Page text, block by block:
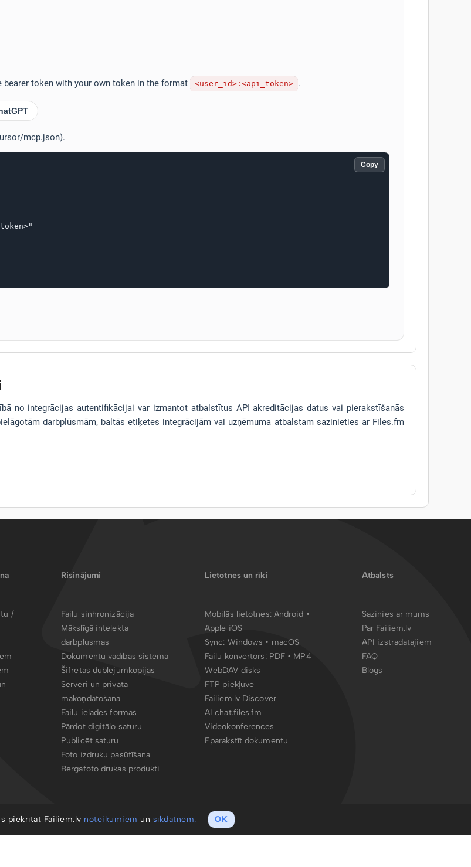
bearer token with your own token in the format <user_id>:<api_token> .
mcp.json).
Copy
no integrācijas autentifikācijai var izmantot atbalstītus API akreditācijas datus vai pierakstīšanās
darbplūsmām, baltās etiķetes integrācijām vai uzņēmuma atbalstam sazinieties ar Files.fm
/
Risinājumi
Failu sinhronizācija
Mākslīgā intelekta
darbplūsmas
Dokumentu vadības sistēma
Šifrētas dublējumkopijas
Serveri un privātā
mākoņdatošana
Failu ielādes formas
Pārdot digitālo saturu
Publicēt saturu
Foto izdruku pasūtīšana
Bergafoto drukas produkti
Lietotnes un rīki
Mobilās lietotnes: Android •
Apple iOS
Sync: Windows • macOS
Failu konvertors: PDF • MP4
WebDAV disks
FTP piekļuve
Failiem.lv Discover
AI chat.files.fm
Videokonferences
Eparakstīt dokumentu
Atbalsts
Sazinies ar mums
Par Failiem.lv
API izstrādātājiem
FAQ
Blogs
piekrītat Failiem.lv noteikumiem un sīkdatnēm. OK